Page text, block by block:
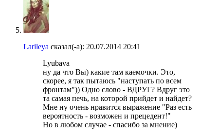
Larileya сказал(-а): 20.07.2014 20:41
Lyubava
ну да что Вы) какие там каемочки. Это,
скорее, я так пытаюсь "наступать по всем
фронтам")) Одно слово - ВДРУГ? Вдруг это
та самая печь, на которой прийдет и найдет?
Мне ну очень нравится выражение "Раз есть
вероятность - возможен и прецедент!"
Но в любом случае - спасибо за мнение)